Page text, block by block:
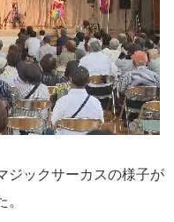
ジックサーカスの様子が